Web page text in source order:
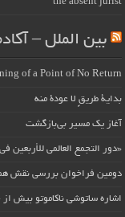
بین الملل –
of a Point of No Return
بداية طريقٍ لا عودة منه
آغاز یک مسیر بی‌بازگشت
«دور التجمع العالمي للأربعين
دومین فراخوان بررسی نقش
اشاره ساتوشی ناکاموتو بیش